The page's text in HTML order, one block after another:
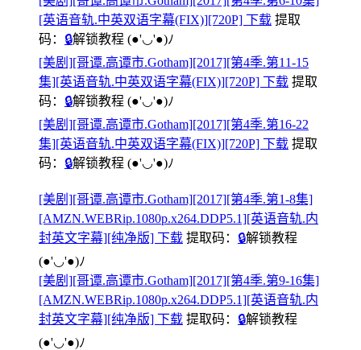
[英语音轨.中英双语字幕(FIX)][720P] 下载 提取
码： 🔒解锁教程 (●'◡'●)ﾉ
[美剧][哥谭.高谭市.Gotham][2017][第4季.第11-15
集][英语音轨.中英双语字幕(FIX)][720P] 下载 提取
码： 🔒解锁教程 (●'◡'●)ﾉ
[美剧][哥谭.高谭市.Gotham][2017][第4季.第16-22
集][英语音轨.中英双语字幕(FIX)][720P] 下载 提取
码： 🔒解锁教程 (●'◡'●)ﾉ
[美剧][哥谭.高谭市.Gotham][2017][第4季.第1-8集]
[AMZN.WEBRip.1080p.x264.DDP5.1][英语音轨.内
封英文字幕][纯净版] 下载 提取码： 🔒解锁教程
(●'◡'●)ﾉ
[美剧][哥谭.高谭市.Gotham][2017][第4季.第9-16集]
[AMZN.WEBRip.1080p.x264.DDP5.1][英语音轨.内
封英文字幕][纯净版] 下载 提取码： 🔒解锁教程
(●'◡'●)ﾉ